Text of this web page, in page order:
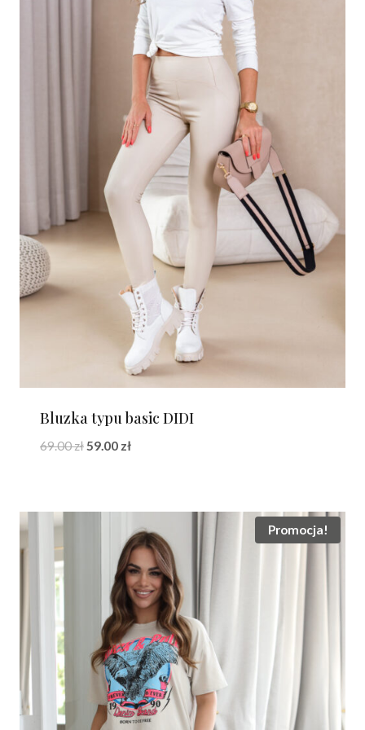
Bluzka typu basic DIDI
69.00zł Pierwotna
59.00 złAktualna
Promocja!